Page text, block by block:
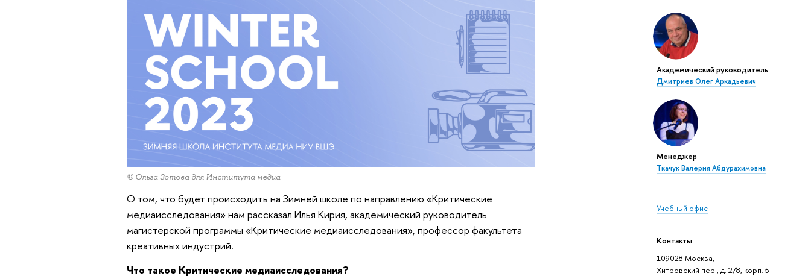
Академический руководитель
Дмитриев Олег Аркадьевич
Менеджер
Ткачук Валерия Абдурахимовна
Учебный офис
Контакты
109028 Москва,
Хитровский пер., д. 2/8, корп. 5
© Ольга Зотова для Института медиа
О том, что будет происходить на Зимней школе по направлению «Критические
медиаисследования» нам рассказал Илья Кирия, академический руководитель
магистерской программы «Критические медиаисследования», профессор факультета
креативных индустрий.
Что такое Критические медиаисследования?